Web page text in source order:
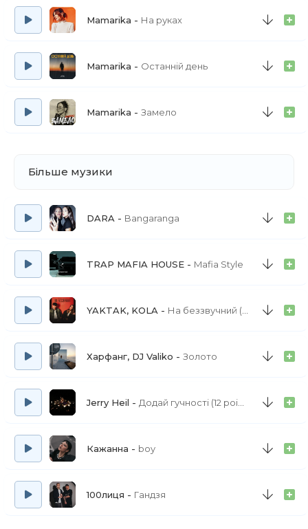
Mamarika На руках
Mamarika Останній день
Mamarika Замело
Більше музики
DARA Bangaranga
TRAP MAFIA HOUSE Mafia Style
YAKTAK, KOLA На беззвучний (OST «МавкаСправжній Міф»)
Харфанг, DJ Valiko Золото
Jerry Heil Додай гучності (12 points)
Кажанна boy
100лиця Гандзя